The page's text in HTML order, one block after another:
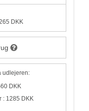
DKK
udlejeren:
DKK
: 1285 DKK